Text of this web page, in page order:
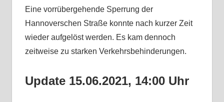
Eine vorrübergehende Sperrung der
Hannoverschen Straße konnte nach kurzer Zeit
wieder aufgelöst werden. Es kam dennoch
zeitweise zu starken Verkehrsbehinderungen.
Update 15.06.2021, 14:00 Uhr